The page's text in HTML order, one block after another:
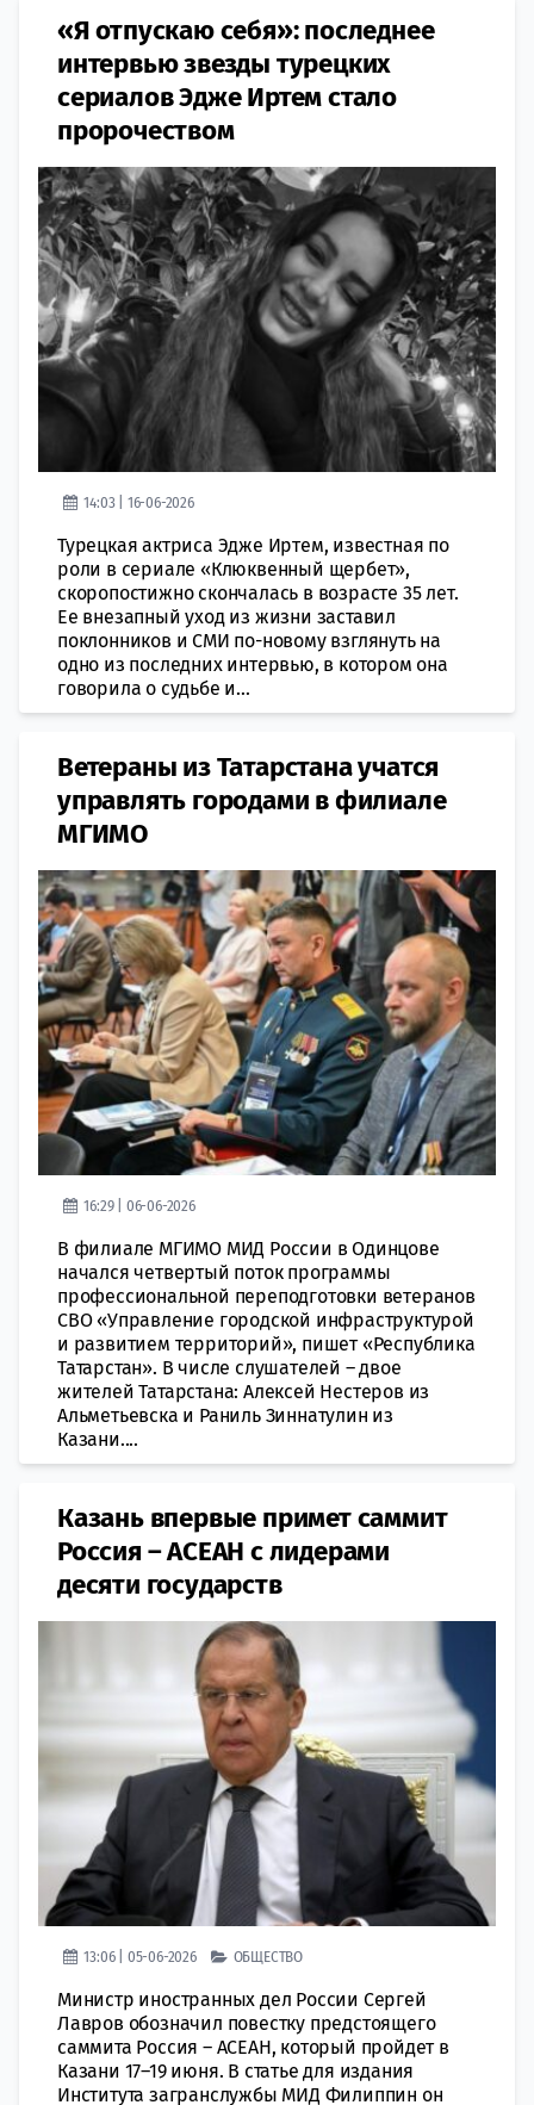
«Я отпускаю себя»: последнее
интервью звезды турецких
сериалов Эдже Иртем стало
пророчеством
14:03 | 16-06-2026
Турецкая актриса Эдже Иртем, известная по
роли в сериале «Клюквенный щербет»,
скоропостижно скончалась в возрасте 35 лет.
Ее внезапный уход из жизни заставил
поклонников и СМИ по-новому взглянуть на
одно из последних интервью, в котором она
говорила о судьбе и...
Ветераны из Татарстана учатся
управлять городами в филиале
МГИМО
16:29 | 06-06-2026
В филиале МГИМО МИД России в Одинцове
начался четвертый поток программы
профессиональной переподготовки ветеранов
СВО «Управление городской инфраструктурой
и развитием территорий», пишет «Республика
Татарстан». В числе слушателей – двое
жителей Татарстана: Алексей Нестеров из
Альметьевска и Раниль Зиннатулин из
Казани....
Казань впервые примет саммит
Россия – АСЕАН с лидерами
десяти государств
13:06 | 05-06-2026 ОБЩЕСТВО
Министр иностранных дел России Сергей
Лавров обозначил повестку предстоящего
саммита Россия – АСЕАН, который пройдет в
Казани 17–19 июня. В статье для издания
Института загранслужбы МИД Филиппин он